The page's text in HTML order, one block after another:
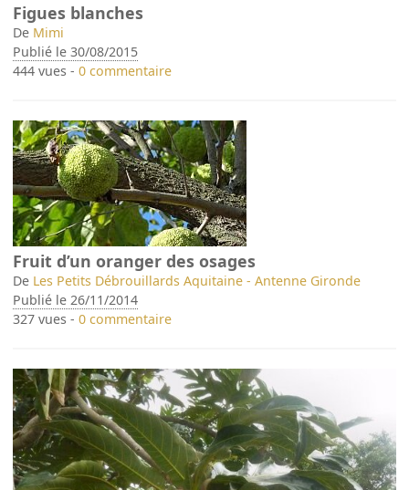
Figues blanches
De Mimi
Publié le 30/08/2015
444 vues -0 commentaire
Fruit d’un oranger des osages
De Les Petits Débrouillards Aquitaine - Antenne Gironde
Publié le 26/11/2014
327 vues -0 commentaire